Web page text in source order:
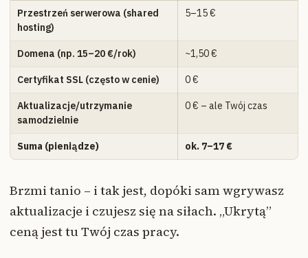
Przestrzeń serwerowa (shared
hosting)
5–15 €
Domena (np. 15–20 €/rok) ~1,50 €
Certyfikat SSL (często w cenie) 0 €
Aktualizacje/utrzymanie
samodzielnie
0 € – ale Twój czas
Suma (pieniądze) ok. 7–17 €
Brzmi tanio – i tak jest, dopóki sam wgrywasz
aktualizacje i czujesz się na siłach. „Ukrytą”
ceną jest tu Twój czas pracy.